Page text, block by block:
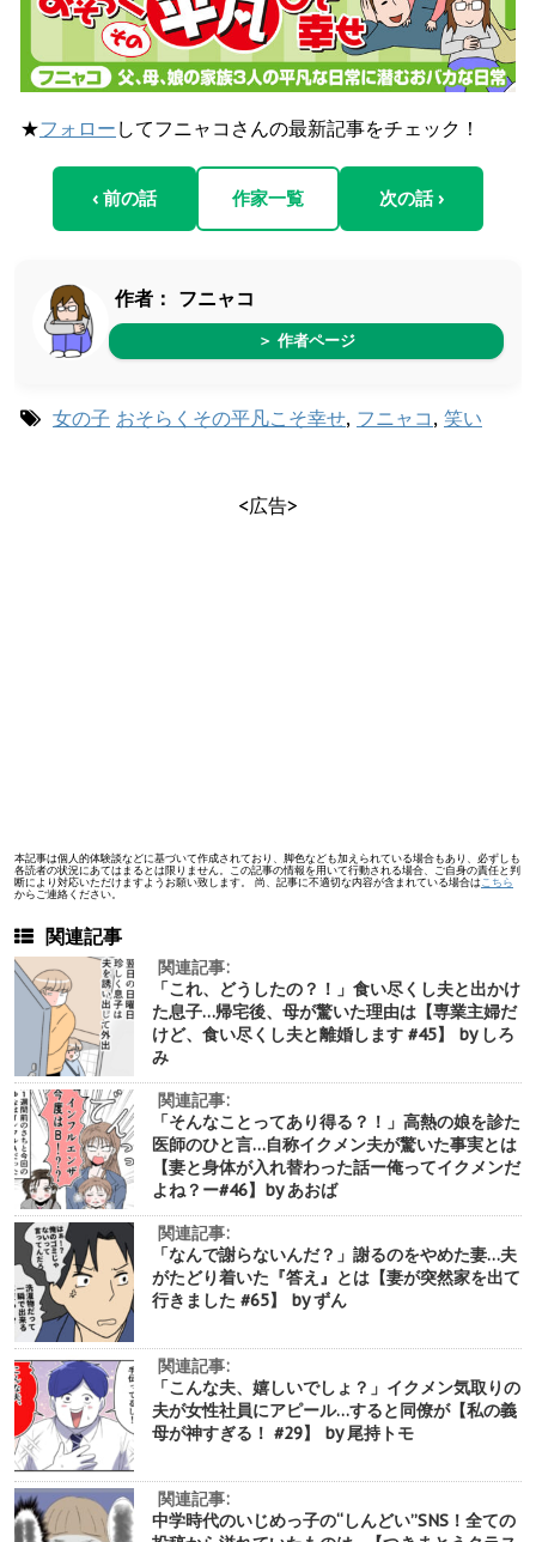
★フォロー してフニャコさんの最新記事をチェック！
‹ 前の話 作家一覧 次の話 ›
作者： フニャコ
＞ 作者ページ
女の子 おそらくその平凡こそ幸せ, フニャコ , 笑い
<広告>
本記事は個人的体験談などに基づいて作成されており、脚色なども加えられている場合もあり、必ずしも
各読者の状況にあてはまるとは限りません。この記事の情報を用いて行動される場合、ご自身の責任と判
断により対応いただけますようお願い致します。 尚、記事に不適切な内容が含まれている場合は こちら
からご連絡ください。
関連記事
関連記事:
「これ、どうしたの？！」食い尽くし夫と出かけ
た息子…帰宅後、母が驚いた理由は【専業主婦だ
けど、食い尽くし夫と離婚します #45】 by しろ
み
関連記事:
「そんなことってあり得る？！」高熱の娘を診た
医師のひと言…自称イクメン夫が驚いた事実とは
【妻と身体が入れ替わった話ー俺ってイクメンだ
よね？ー#46】by あおば
関連記事:
「なんで謝らないんだ？」謝るのをやめた妻…夫
がたどり着いた『答え』とは【妻が突然家を出て
行きました #65】 by ずん
関連記事:
「こんな夫、嬉しいでしょ？」イクメン気取りの
夫が女性社員にアピール…すると同僚が【私の義
母が神すぎる！ #29】 by 尾持トモ
関連記事:
中学時代のいじめっ子の“しんどい”SNS！全ての